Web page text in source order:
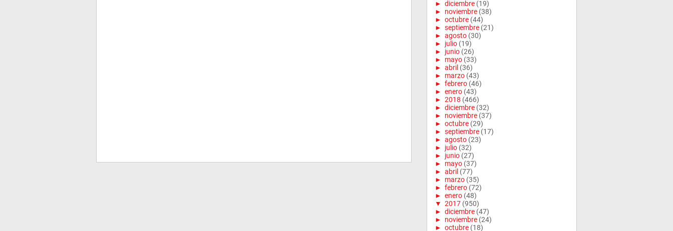
► diciembre (19)
► noviembre (38)
► octubre (44)
► septiembre (21)
► agosto (30)
► julio (19)
► junio (26)
► mayo (33)
► abril (36)
► marzo (43)
► febrero (46)
► enero (43)
► 2018 (466)
► diciembre (32)
► noviembre (37)
► octubre (29)
► septiembre (17)
► agosto (23)
► julio (32)
► junio (27)
► mayo (37)
► abril (77)
► marzo (35)
► febrero (72)
► enero (48)
▼ 2017 (950)
► diciembre (47)
► noviembre (24)
► octubre (18)